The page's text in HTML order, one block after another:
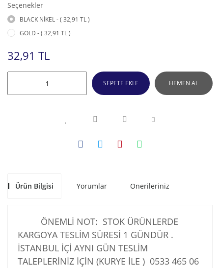
Seçenekler
BLACK NİKEL - ( 32,91 TL )
GOLD - ( 32,91 TL )
32,91 TL
SEPETE EKLE HEMEN AL
Ürün Bilgisi Yorumlar Önerileriniz
ÖNEMLİ NOT: STOK ÜRÜNLERDE
KARGOYA TESLİM SÜRESİ 1 GÜNDÜR .
İSTANBUL İÇİ AYNI GÜN TESLİM
TALEPLERİNİZ İÇİN (KURYE İLE ) 0533 465 06